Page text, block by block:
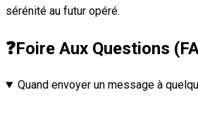
sérénité au futur opéré.
❓Foire Aux Questions
Quand envoyer un message à